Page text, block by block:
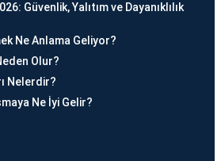
Güvenlik, Yalıtım ve Dayanıklılık
Ne Anlama Geliyor?
Olur?
Nelerdir?
Ne İyi Gelir?